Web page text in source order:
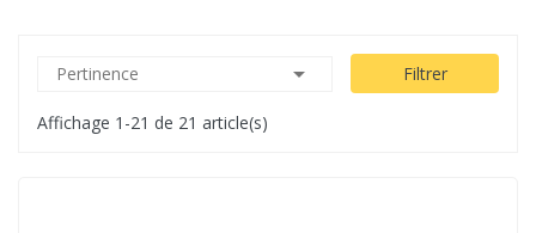
Pertinence  Filtrer
Affichage 1-21 de 21 article(s)